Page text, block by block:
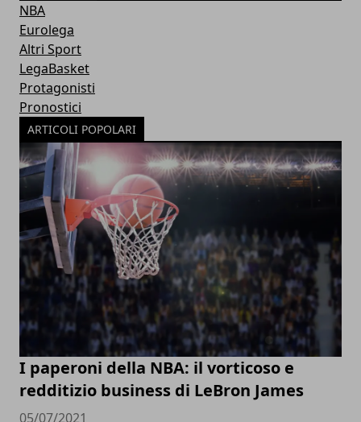
NBA
Eurolega
Altri Sport
LegaBasket
Protagonisti
Pronostici
ARTICOLI POPOLARI
I paperoni della NBA: il vorticoso e
redditizio business di LeBron James
05/07/2021